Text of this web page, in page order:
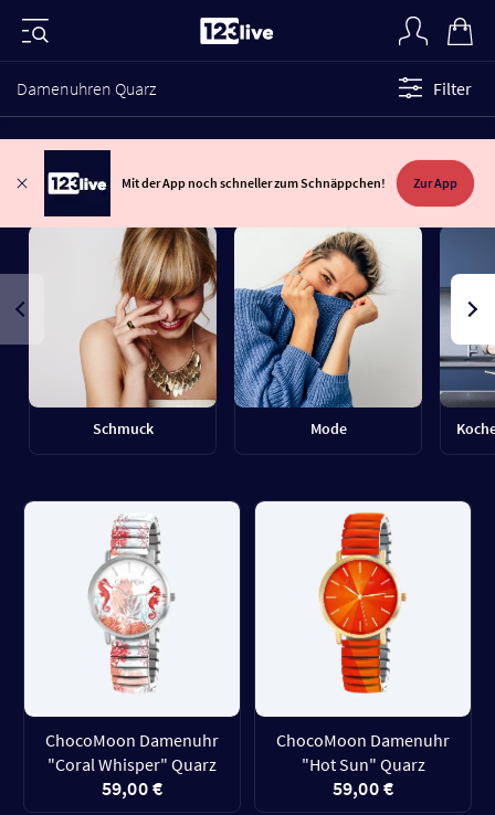
Damenuhren Quarz Filter
Mit der App noch schneller zum Schnäppchen! Zur App
Schmuck Mode
ChocoMoon Damenuhr
"Coral Whisper" Quarz
59,00 €
ChocoMoon Damenuhr
"Hot Sun" Quarz
59,00 €